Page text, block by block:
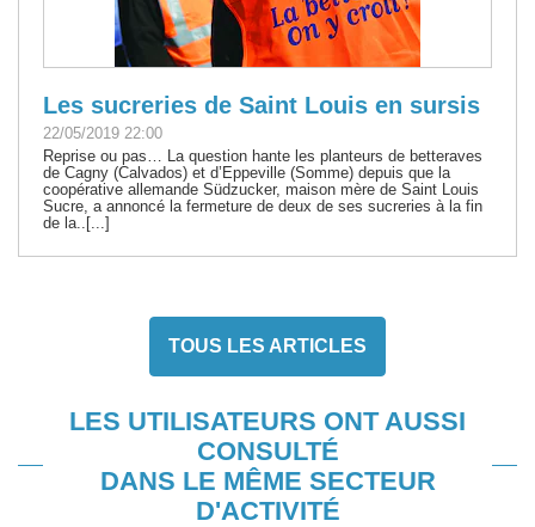
Les sucreries de Saint Louis en sursis
22/05/2019 22:00
Reprise ou pas… La question hante les planteurs de betteraves
de Cagny (Calvados) et d’Eppeville (Somme) depuis que la
coopérative allemande Südzucker, maison mère de Saint Louis
Sucre, a annoncé la fermeture de deux de ses sucreries à la fin
de la..[...]
TOUS LES ARTICLES
LES UTILISATEURS ONT AUSSI
CONSULTÉ
DANS LE MÊME SECTEUR
D'ACTIVITÉ